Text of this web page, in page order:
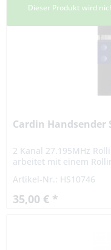
Dieser Produkt wird
Cardin Handsender
2 Kanal 27.195MHz
arbeitet mit einem
hochsicher. Das Signal
Artikel-Nr.: HS10746
35,00 € *